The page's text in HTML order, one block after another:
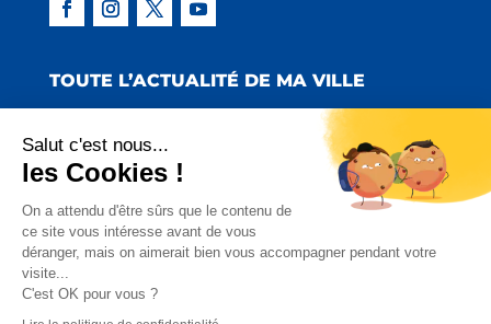
TOUTE L’ACTUALITÉ DE MA VILLE
Copyright © 2022 Mairie de Claira | Réalisation
:Emmaluc Communication
Mentions Légales
Charte Facebook
Salut c'est nous...
les Cookies !
On a attendu d'être sûrs que le contenu de
ce site vous intéresse avant de vous
déranger, mais on aimerait bien vous accompagner pendant votre
visite...
C'est OK pour vous ?